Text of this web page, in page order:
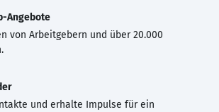
Angebote
von Arbeitgebern und über 20.000
und erhalte Impulse für ein